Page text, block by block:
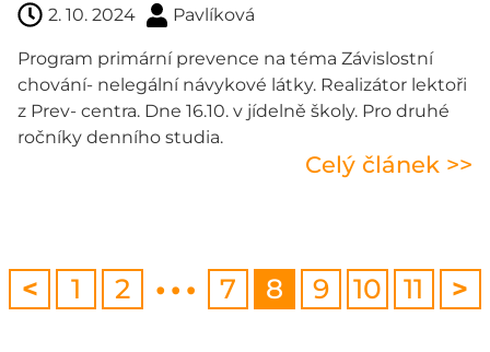
2. 10. 2024 Pavlíková
Program primární prevence na téma Závislostní
chování- nelegální návykové látky. Realizátor lektoři
z Prev- centra. Dne 16.10. v jídelně školy. Pro druhé
ročníky denního studia.
Celý článek >>
< 1 2 … 7 8 9 10 11 >